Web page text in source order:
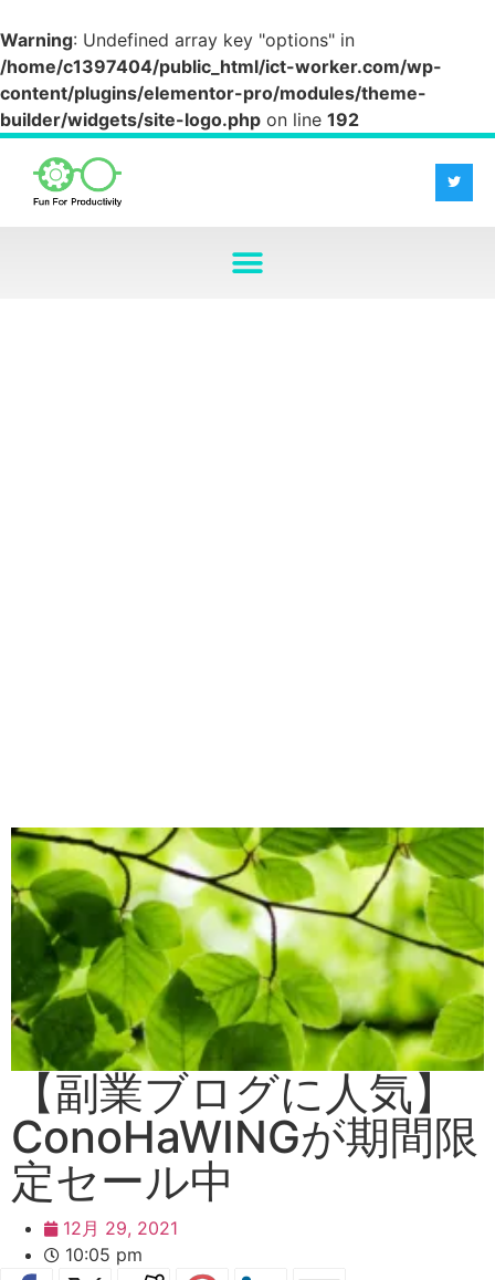
Warning: Undefined array key "options" in
/home/c1397404/public_html/ict-worker.com/wp-
content/plugins/elementor-pro/modules/theme-
builder/widgets/site-logo.php on line 192
【副業ブログに人気】
ConoHaWINGが期間限
定セール中
12月 29, 2021
10:05 pm